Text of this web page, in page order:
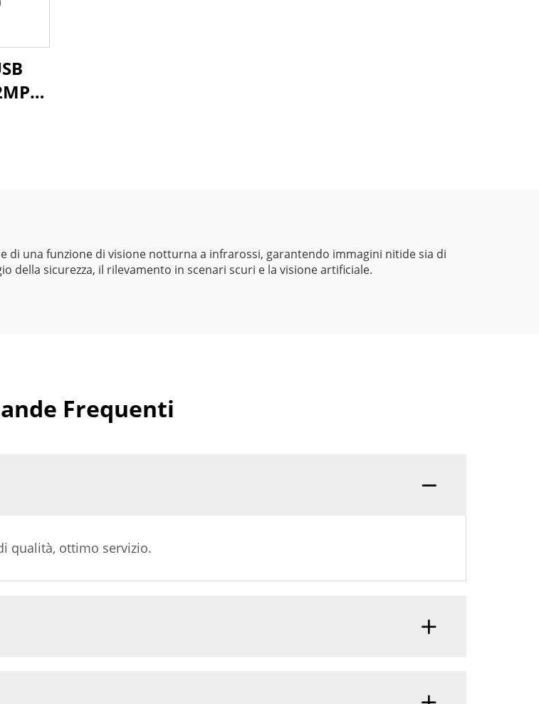
di una funzione di visione notturna a infrarossi, garantendo immagini nitide sia di
sicurezza, il rilevamento in scenari scuri e la visione artificiale.
Frequenti
qualità, ottimo servizio.